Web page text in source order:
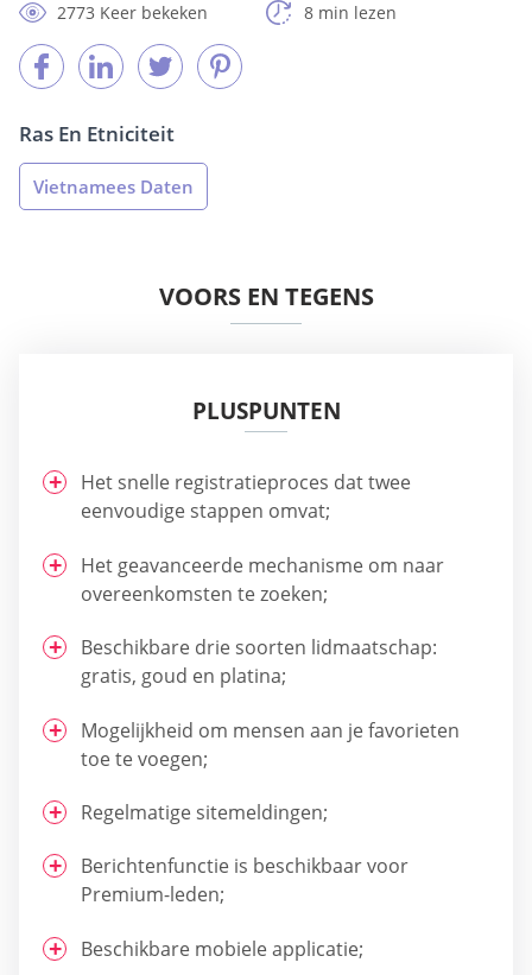
2773 Keer bekeken
8 min lezen
Ras En Etniciteit
Vietnamees Daten
VOORS EN TEGENS
PLUSPUNTEN
Het snelle registratieproces dat twee
eenvoudige stappen omvat;
Het geavanceerde mechanisme om naar
overeenkomsten te zoeken;
Beschikbare drie soorten lidmaatschap:
gratis, goud en platina;
Mogelijkheid om mensen aan je favorieten
toe te voegen;
Regelmatige sitemeldingen;
Berichtenfunctie is beschikbaar voor
Premium-leden;
Beschikbare mobiele applicatie;